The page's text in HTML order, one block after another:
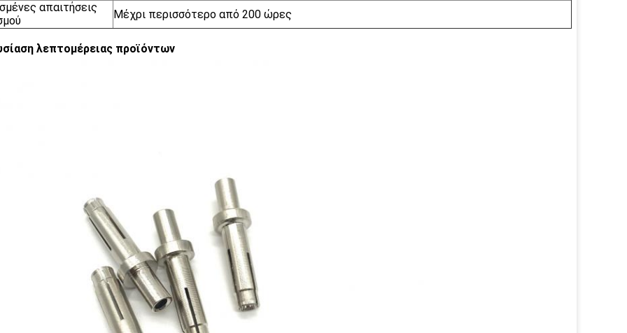
απαιτήσεις
Μέχρι περισσότερο από 200 ώρες
λεπτομέρειας προϊόντων